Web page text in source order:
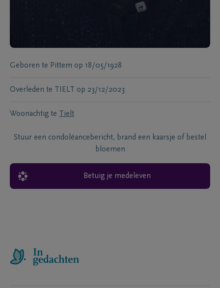
Geboren te Pittem op 18/05/1928
Overleden te TIELT op 23/12/2023
Woonachtig te Tielt
Stuur een condoléancebericht, brand een kaarsje of bestel
bloemen
Betuig je medeleven